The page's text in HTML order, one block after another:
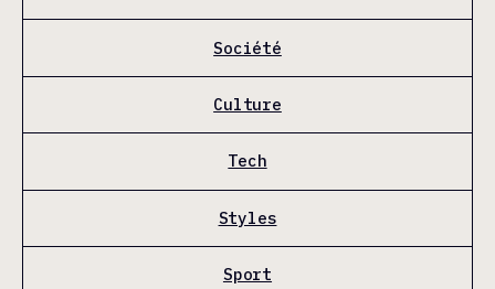
Société
Culture
Tech
Styles
Sport